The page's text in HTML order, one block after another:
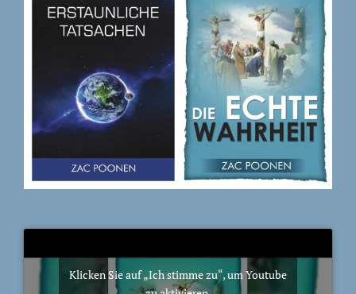
Klicken Sie auf „Ich stimme zu“, um Youtube